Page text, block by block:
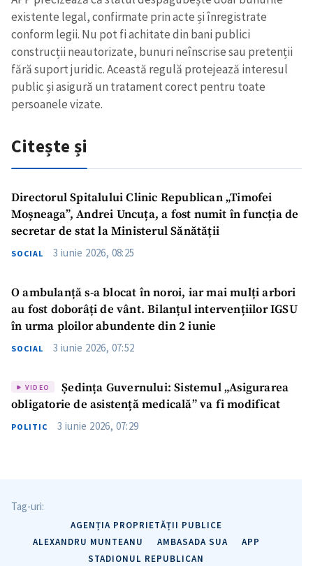
existente legal, confirmate prin acte și înregistrate
conform legii. Nu pot fi achitate din bani publici
construcții neautorizate, bunuri neînscrise sau pretenții
fără suport juridic. Această regulă protejează interesul
public și asigură un tratament corect pentru toate
persoanele vizate.
Citește și
Directorul Spitalului Clinic Republican „Timofei
Moșneaga”, Andrei Uncuța, a fost numit în funcția de
secretar de stat la Ministerul Sănătății
SOCIAL 3 iunie 2026, 08:25
O ambulanță s-a blocat în noroi, iar mai mulți arbori
au fost doborâți de vânt. Bilanțul intervențiilor IGSU
în urma ploilor abundente din 2 iunie
SOCIAL 3 iunie 2026, 07:52
VIDEO
Ședința Guvernului: Sistemul „Asigurarea
obligatorie de asistență medicală” va fi modificat
POLITIC 3 iunie 2026, 07:29
Tag-uri:
AGENȚIA PROPRIETĂȚII PUBLICE
ALEXANDRU MUNTEANU
AMBASADA SUA
APP
STADIONUL REPUBLICAN